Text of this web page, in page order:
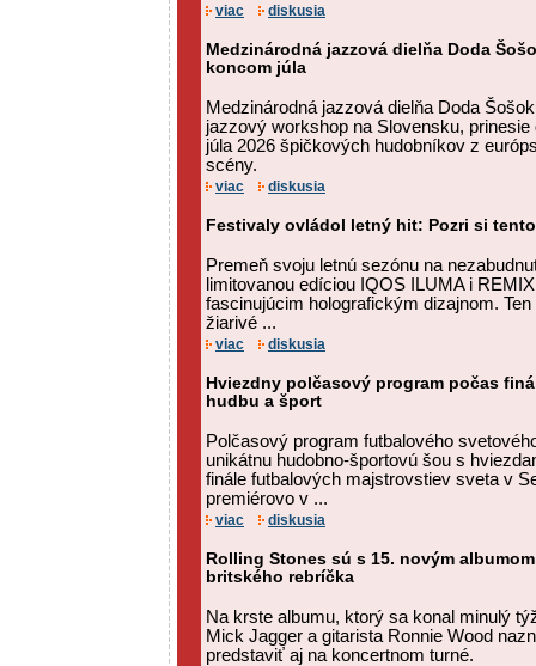
viac diskusia
Medzinárodná jazzová dielňa Doda
koncom júla
Medzinárodná jazzová dielňa Doda
jazzový workshop na Slovensku,
júla 2026 špičkových hudobníkov z
scény.
viac diskusia
Festivaly ovládol letný hit: Pozri si
Premeň svoju letnú sezónu na
limitovanou edíciou IQOS ILUMA i
fascinujúcim holografickým dizajnom.
žiarivé ...
viac diskusia
Hviezdny polčasový program počas
hudbu a šport
Polčasový program futbalového
unikátnu hudobno-športovú šou s
finále futbalových majstrovstiev sveta v
premiérovo v ...
viac diskusia
Rolling Stones sú s 15. novým
britského rebríčka
Na krste albumu, ktorý sa konal minulý
Mick Jagger a gitarista Ronnie Wood
predstaviť aj na koncertnom turné.